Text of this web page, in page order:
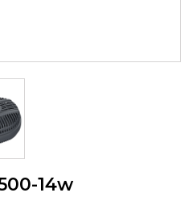
14w